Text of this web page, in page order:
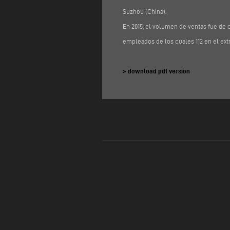
Suzhou (China).
En 2015, el volumen de ventas fue
empleados de los cuales 112 en el
> download pdf version